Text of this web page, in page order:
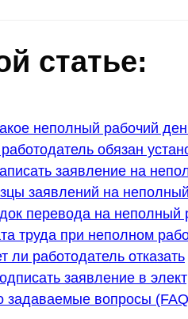
статье:
неполный рабочий
обязан
заявление на
заявлений на
перевода на неполный
труда при неполном
ли работодатель отказать
заявление в
задаваемые вопросы